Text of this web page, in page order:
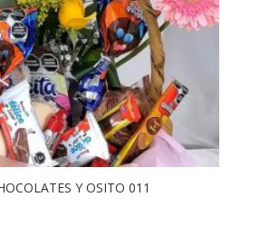
Y OSITO 011